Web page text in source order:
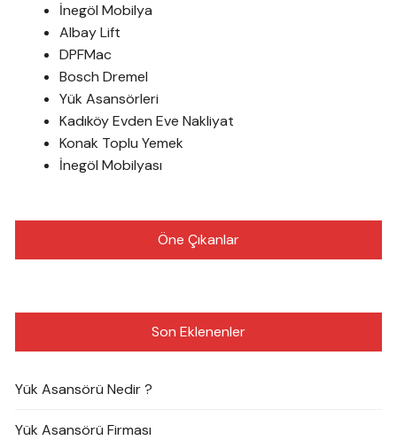
İnegöl Mobilya
Albay Lift
DPFMac
Bosch Dremel
Yük Asansörleri
Kadıköy Evden Eve Nakliyat
Konak Toplu Yemek
İnegöl Mobilyası
Öne Çıkanlar
Son Eklenenler
Yük Asansörü Nedir ?
Yük Asansörü Firması